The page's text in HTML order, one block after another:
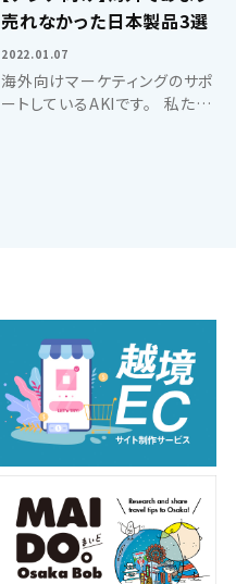
売れなかった日本製品3選
2022.01.07
海外向けマーケティングのサポ
ートしているAKIです。 私たち